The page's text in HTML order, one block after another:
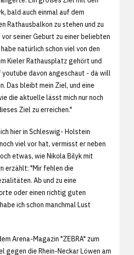
bald auch einmal auf dem
Rathausbalkon zu stehen und zu
seiner Geburt zu einer beliebten
natürlich schon viel von den
Kieler Rathausplatz gehört und
davon angeschaut - da will
Das bleibt mein Ziel, und eine
die aktuelle lässt mich nur noch
Ziel zu erreichen."
hier in Schleswig- Holstein
viel vor hat, vermisst er neben
etwas, wie Nikola Bilyk mit
erzählt: "Mir fehlen die
Ab und zu eine
oder einen richtig guten
ich schon manchmal Lust
Arena-Magazin "ZEBRA" zum
gegen die Rhein-Neckar Löwen am